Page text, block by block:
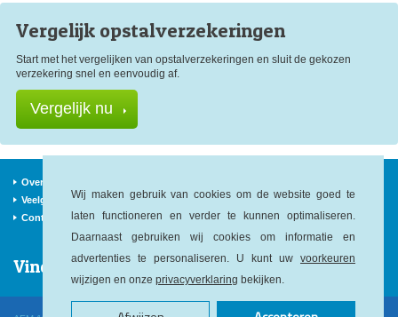
Wij maken gebruik van cookies om de website goed te
laten functioneren en verder te kunnen optimaliseren.
Daarnaast gebruiken wij cookies om informatie en
advertenties te personaliseren. U kunt uw voorkeuren
wijzigen en onze privacyverklaring bekijken.
Vergelijk opstalverzekeringen
Start met het vergelijken van opstalverzekeringen en sluit de gekozen
verzekering snel en eenvoudig af.
Vergelijk nu
Over ons
Veelgestelde vragen
Begrippen
Sitemap
Contact
Vind ons op: